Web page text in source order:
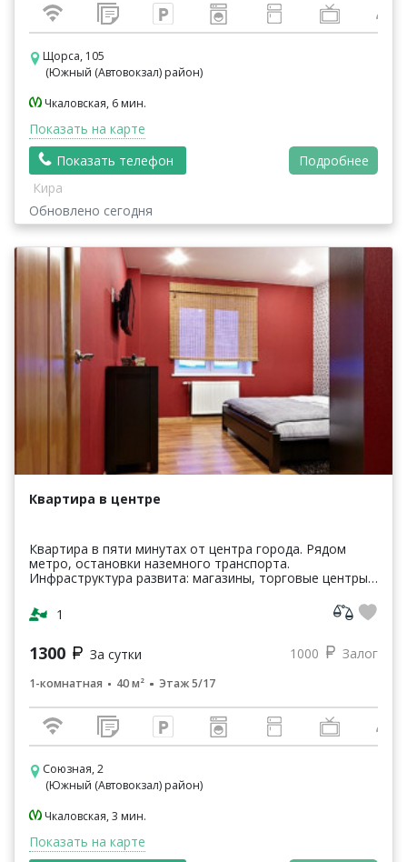
Щорса, 105
(Южный (Автовокзал) район)
Чкаловская, 6 мин.
Показать на карте
Показать телефон
Подробнее
Кира
Обновлено сегодня
Квартира в центре
Квартира в пяти минутах от центра города. Рядом
метро, остановки наземного транспорта.
Инфраструктура развита: магазины, торговые центры,
Квартира о...
1
1300 За сутки 1000 Залог
1-комнатная 40 м² Этаж 5/17
Союзная, 2
(Южный (Автовокзал) район)
Чкаловская, 3 мин.
Показать на карте